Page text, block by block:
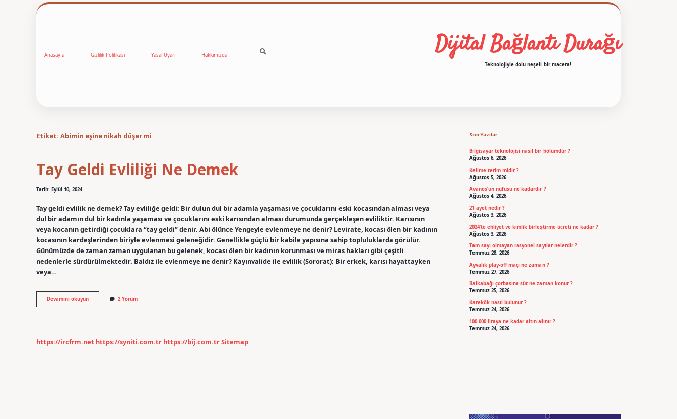
Anasayfa Gizlilik Politikası Yasal Uyarı Hakkımızda Dijital Bağlantı Durağı
Teknolojiyle dolu neşeli bir macera!
Etiket: Abimin eşine nikah düşer mi
Tay Geldi Evliliği Ne Demek
Tarih: Eylül 10, 2024
Tay geldi evlilik ne demek? Tay evliliğe geldi: Bir dulun dul bir adamla yaşaması ve çocuklarını eski kocasından alması veya
dul bir adamın dul bir kadınla yaşaması ve çocuklarını eski karısından alması durumunda gerçekleşen evliliktir. Karısının
veya kocanın getirdiği çocuklara “tay geldi” denir. Abi ölünce Yengeyle evlenmeye ne denir? Levirate, kocası ölen bir kadının
kocasının kardeşlerinden biriyle evlenmesi geleneğidir. Genellikle güçlü bir kabile yapısına sahip topluluklarda görülür.
Günümüzde de zaman zaman uygulanan bu gelenek, kocası ölen bir kadının korunması ve miras hakları gibi çeşitli
nedenlerle sürdürülmektedir. Baldız ile evlenmeye ne denir? Kayınvalide ile evlilik (Sororat): Bir erkek, karısı hayattayken
veya…
Devamını okuyunTay
Geldi
2 Yorum
https://ircfrm.net https://syniti.com.tr https://bij.com.trSitemap
Son Yazılar
Bilgisayar teknolojisi nasıl bir bölümdür ?
Ağustos 6, 2026
Kelime terim midir ?
Ağustos 5, 2026
Avanos’un nüfusu ne kadardır ?
Ağustos 4, 2026
21 ayet nedir ?
Ağustos 3, 2026
2024’te ehliyet ve kimlik birleştirme ücreti ne kadar ?
Ağustos 3, 2026
Tam sayı olmayan rasyonel sayılar nelerdir ?
Temmuz 28, 2026
Ayvalık play-off maçı ne zaman ?
Temmuz 27, 2026
Balkabağı çorbasına süt ne zaman konur ?
Temmuz 25, 2026
Karekök nasıl bulunur ?
Temmuz 24, 2026
100.000 liraya ne kadar altın alınır ?
Temmuz 24, 2026